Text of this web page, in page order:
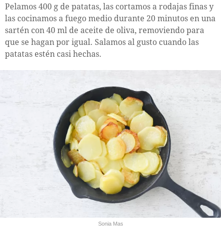
Pelamos 400 g de patatas, las cortamos a rodajas finas y
las cocinamos a fuego medio durante 20 minutos en una
sartén con 40 ml de aceite de oliva, removiendo para
que se hagan por igual. Salamos al gusto cuando las
patatas estén casi hechas.
Sonia Mas